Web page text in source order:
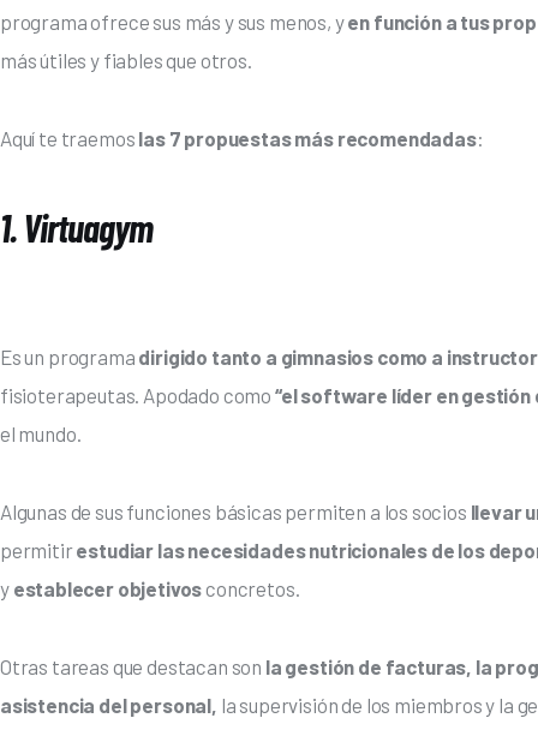
programa ofrece sus más y sus menos, y en función a tus
más útiles y fiables que otros.
Aquí te traemos las 7 propuestas más recomendadas:
1.Virtuagym
Es un programa dirigido tanto a gimnasios como a
fisioterapeutas. Apodado como “el software líder en gestión
el mundo.
Algunas de sus funciones básicas permiten a los socios llevar
permitir estudiar las necesidades nutricionales de los
y establecer objetivos concretos.
Otras tareas que destacan son la gestión de facturas, la
asistencia del personal, la supervisión de los miembros y la